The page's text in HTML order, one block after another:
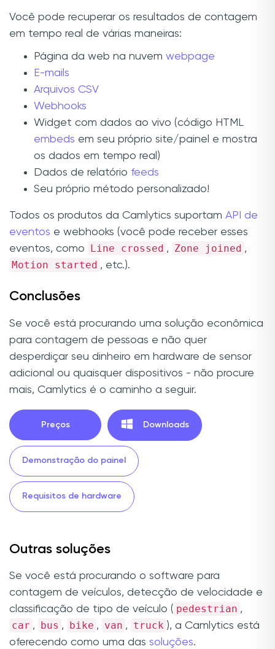
Você pode recuperar os resultados de contagem
em tempo real de várias maneiras:
Página da web na nuvem webpage
E-mails
Arquivos CSV
Webhooks
Widget com dados ao vivo (código HTML
embeds em seu próprio site/painel e mostra
os dados em tempo real)
Dados de relatório feeds
Seu próprio método personalizado!
Todos os produtos da Camlytics suportam API de
eventos e webhooks (você pode receber esses
eventos, como
Line crossed , Zone joined ,
Motion started , etc.).
Conclusões
Se você está procurando uma solução econômica
para contagem de pessoas e não quer
desperdiçar seu dinheiro em hardware de sensor
adicional ou quaisquer dispositivos - não procure
mais, Camlytics é o caminho a seguir.
Preços Downloads
Demonstração do painel
Requisitos de hardware
Outras soluções
Se você está procurando o software para
contagem de veículos, detecção de velocidade e
classificação de tipo de veículo ( pedestrian ,
car , bus , bike , van , truck ), a Camlytics está
oferecendo como uma das soluções.